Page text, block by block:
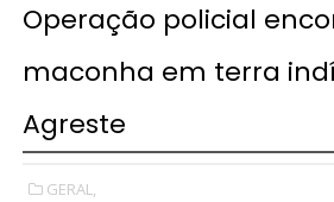
Operação policial
maconha em terra
Agreste
GERAL,